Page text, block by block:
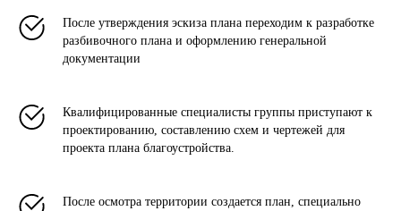
После утверждения эскиза плана переходим к разработке
разбивочного плана и оформлению генеральной
документации
Квалифицированные специалисты группы приступают к
проектированию, составлению схем и чертежей для
проекта плана благоустройства.
После осмотра территории создается план, специально